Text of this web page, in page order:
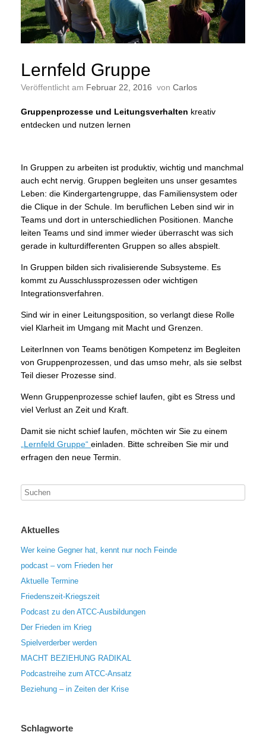
Lernfeld Gruppe
Veröffentlicht am Februar 22, 2016 von Carlos
Gruppenprozesse und Leitungsverhalten kreativ
entdecken und nutzen lernen
In Gruppen zu arbeiten ist produktiv, wichtig und manchmal
auch echt nervig. Gruppen begleiten uns unser gesamtes
Leben: die Kindergartengruppe, das Familiensystem oder
die Clique in der Schule. Im beruflichen Leben sind wir in
Teams und dort in unterschiedlichen Positionen. Manche
leiten Teams und sind immer wieder überrascht was sich
gerade in kulturdifferenten Gruppen so alles abspielt.
In Gruppen bilden sich rivalisierende Subsysteme. Es
kommt zu Ausschlussprozessen oder wichtigen
Integrationsverfahren.
Sind wir in einer Leitungsposition, so verlangt diese Rolle
viel Klarheit im Umgang mit Macht und Grenzen.
LeiterInnen von Teams benötigen Kompetenz im Begleiten
von Gruppenprozessen, und das umso mehr, als sie selbst
Teil dieser Prozesse sind.
Wenn Gruppenprozesse schief laufen, gibt es Stress und
viel Verlust an Zeit und Kraft.
Damit sie nicht schief laufen, möchten wir Sie zu einem
„Lernfeld Gruppe“ einladen. Bitte schreiben Sie mir und
erfragen den neue Termin.
Aktuelles
Wer keine Gegner hat, kennt nur noch Feinde
podcast – vom Frieden her
Aktuelle Termine
Friedenszeit-Kriegszeit
Podcast zu den ATCC-Ausbildungen
Der Frieden im Krieg
Spielverderber werden
MACHT BEZIEHUNG RADIKAL
Podcastreihe zum ATCC-Ansatz
Beziehung – in Zeiten der Krise
Schlagworte